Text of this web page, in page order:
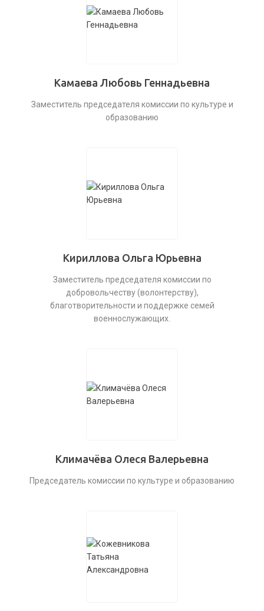
Камаева Любовь Геннадьевна
Заместитель председателя комиссии по культуре и
образованию
Кириллова Ольга Юрьевна
Заместитель председателя комиссии по
добровольчеству (волонтерству),
благотворительности и поддержке семей
военнослужающих.
Климачёва Олеся Валерьевна
Председатель комиссии по культуре и образованию